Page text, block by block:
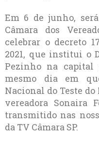
Em 6 de junho,
Câmara dos
celebrar o decreto
2021, que institui o
Pezinho na
mesmo dia em
Nacional do Teste
vereadora Sonaira
transmitido nas
da TV Câmara SP.